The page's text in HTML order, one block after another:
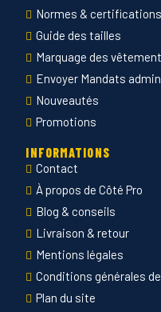
Normes & certifications
Guide des tailles
Marquage des
Envoyer Mandats
Nouveautés
Promotions
INFORMATIONS
Contact
À propos de Côté Pro
Blog & conseils
Livraison & retour
Mentions légales
Conditions générales
Plan du site